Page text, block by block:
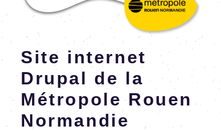
Site inter­net
Drupal de la
Métro­pole Rouen
Norman­die
En savoir plus